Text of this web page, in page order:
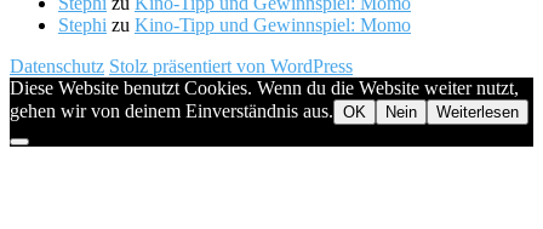
Stephi zu Kino-Tipp und Gewinnspiel: Momo
Datenschutz Stolz präsentiert von WordPress
Diese Website benutzt Cookies. Wenn du die Website weiter nutzt,
gehen wir von deinem Einverständnis aus. OK Nein Weiterlesen